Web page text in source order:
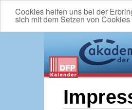
Cookies helfen uns bei der
sich mit dem Setzen von